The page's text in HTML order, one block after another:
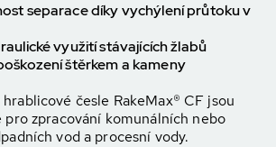
separace díky vychýlení průtoku v
využití stávajícíchžlabů
štěrkem a kameny
česle RakeMax® CF jsou
pro zpracování komunálních nebo
vod a procesní vody.